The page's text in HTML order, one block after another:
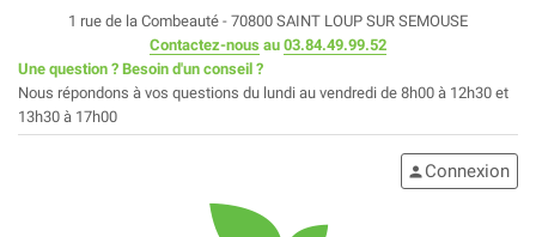
1 rue de la Combeauté - 70800 SAINT LOUP SUR SEMOUSE
Contactez-nous au 03.84.49.99.52
Une question ? Besoin d'un conseil ?
Nous répondons à vos questions du lundi au vendredi de 8h00 à 12h30 et
13h30 à 17h00
person Connexion